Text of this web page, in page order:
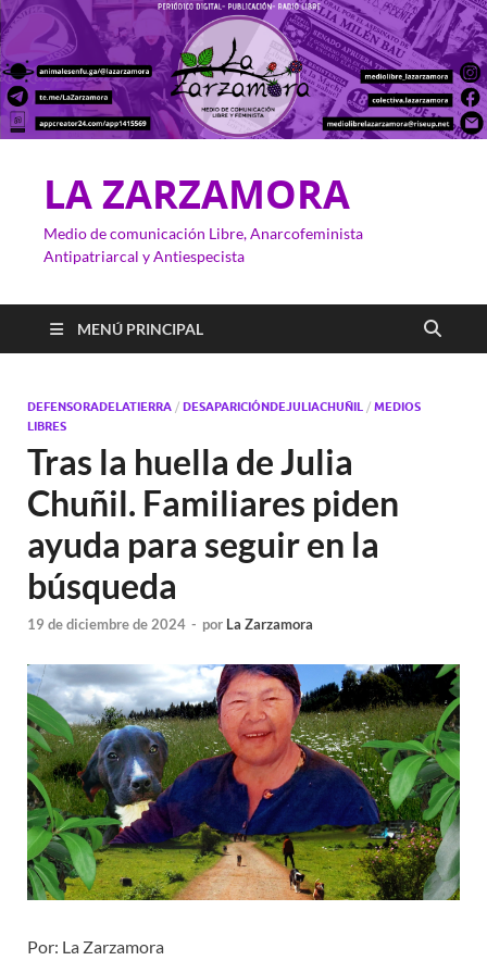
LA ZARZAMORA
Medio de comunicación Libre, Anarcofeminista
Antipatriarcal y Antiespecista
MENÚ PRINCIPAL
DEFENSORADELATIERRA / DESAPARICIÓNDEJULIACHUÑIL / MEDIOS
LIBRES
Tras la huella de Julia
Chuñil. Familiares piden
ayuda para seguir en la
búsqueda
19 de diciembre de 2024 - por La Zarzamora
Por: La Zarzamora